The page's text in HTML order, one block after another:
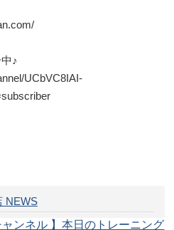
♪
UCbVC8IAI-
NEWS
ャンネル 】本日のトレーニング